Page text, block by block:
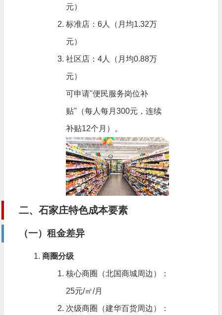
元）
标准店：6人（月均1.32万
元）
社区店：4人（月均0.88万
元）
可申请"便民服务岗位补
贴"（每人每月300元，连续
补贴12个月）。
二、石家庄特色成本要素
（一）租金差异
商圈分级
核心商圈（北国商城周边）：
25元/㎡/月
次级商圈（建华百货周边）：